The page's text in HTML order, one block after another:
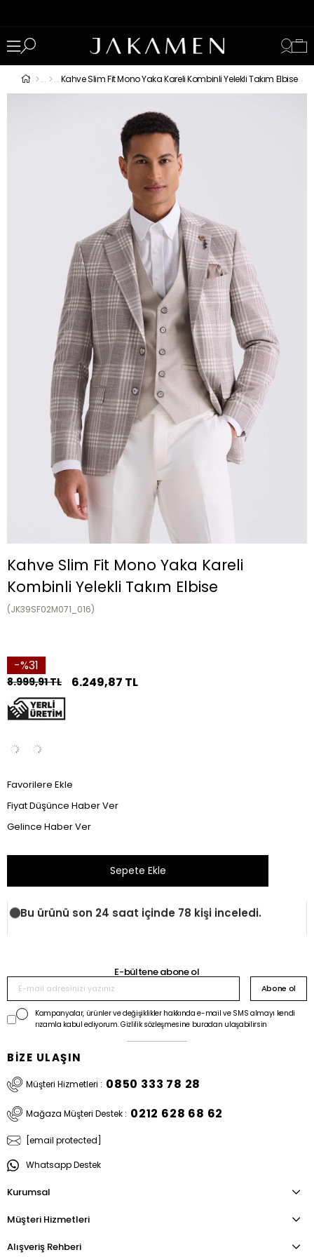
Kahve Slim Fit Mono Yaka Kareli Kombinli Yelekli Takım Elbise
Kahve Slim Fit Mono Yaka Kareli
Kombinli Yelekli Takım Elbise
(JK39SF02M071_016)
31
8.999,91 TL 6.249,87 TL
Favorilere Ekle
Fiyat Düşünce Haber Ver
Gelince Haber Ver
E-bültene abone ol
Abone ol
Kampanyalar, ürünler ve değişiklikler hakkında e-mail ve SMS almayı kendi
rızamla kabul ediyorum. Gizlilik sözleşmesine buradan ulaşabilirsin
BİZE ULAŞIN
Müşteri Hizmetleri : 0850 333 78 28
Mağaza Müşteri Destek : 0212 628 68 62
[email protected]
Whatsapp Destek
Kurumsal
Müşteri Hizmetleri
Alışveriş Rehberi